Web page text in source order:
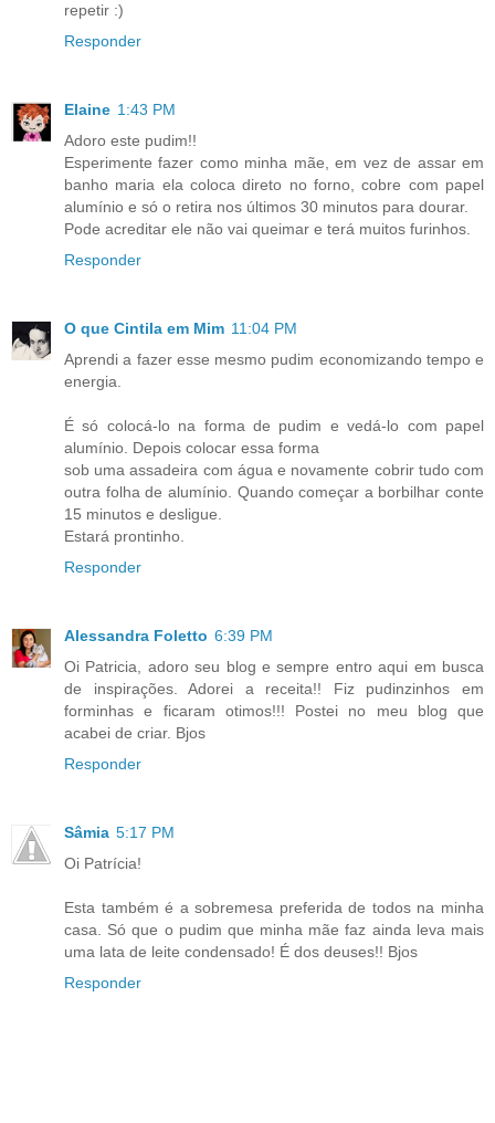
repetir :)
Responder
Elaine 1:43 PM
Adoro este pudim!!
Esperimente fazer como minha mãe, em vez de assar em
banho maria ela coloca direto no forno, cobre com papel
alumínio e só o retira nos últimos 30 minutos para dourar.
Pode acreditar ele não vai queimar e terá muitos furinhos.
Responder
O que Cintila em Mim 11:04 PM
Aprendi a fazer esse mesmo pudim economizando tempo e
energia.
É só colocá-lo na forma de pudim e vedá-lo com papel
alumínio. Depois colocar essa forma
sob uma assadeira com água e novamente cobrir tudo com
outra folha de alumínio. Quando começar a borbilhar conte
15 minutos e desligue.
Estará prontinho.
Responder
Alessandra Foletto 6:39 PM
Oi Patricia, adoro seu blog e sempre entro aqui em busca
de inspirações. Adorei a receita!! Fiz pudinzinhos em
forminhas e ficaram otimos!!! Postei no meu blog que
acabei de criar. Bjos
Responder
Sâmia 5:17 PM
Oi Patrícia!
Esta também é a sobremesa preferida de todos na minha
casa. Só que o pudim que minha mãe faz ainda leva mais
uma lata de leite condensado! É dos deuses!! Bjos
Responder